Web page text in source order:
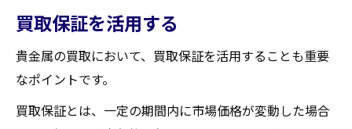
買取保証を活用する
貴金属の買取において、買取保証を活用することも重要
なポイントです。
買取保証とは、一定の期間内に市場価格が変動した場合